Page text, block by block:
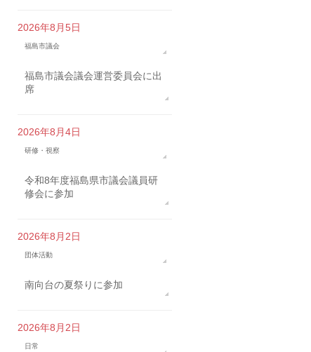
2026年8月5日
福島市議会
福島市議会議会運営委員会に出
席
2026年8月4日
研修・視察
令和8年度福島県市議会議員研
修会に参加
2026年8月2日
団体活動
南向台の夏祭りに参加
2026年8月2日
日常